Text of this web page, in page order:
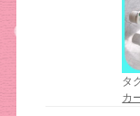
タ
カ